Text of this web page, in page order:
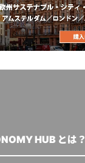
HUB とは？